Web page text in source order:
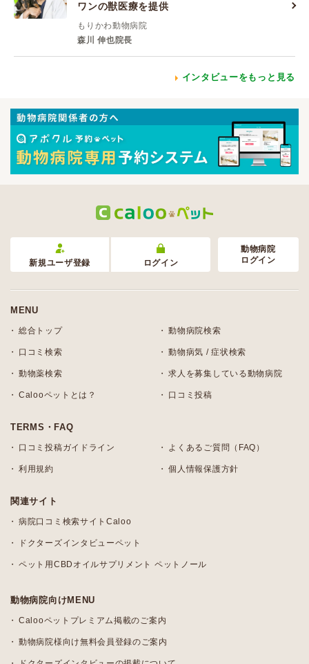
ワンの獣医療を提供
もりかわ動物病院
森川 伸也院長
インタビューをもっと見る
新規ユーザ登録 ログイン
動物病院
ログイン
MENU
総合トップ 動物病院検索
口コミ検索 動物病気 / 症状検索
動物薬検索 求人を募集している動物病院
Calooペットとは？ 口コミ投稿
TERMS・FAQ
口コミ投稿ガイドライン よくあるご質問（FAQ）
利用規約 個人情報保護方針
関連サイト
病院口コミ検索サイトCaloo
ドクターズインタビューペット
ペット用CBDオイルサプリメント ペットノール
動物病院向けMENU
Calooペットプレミアム掲載のご案内
動物病院様向け無料会員登録のご案内